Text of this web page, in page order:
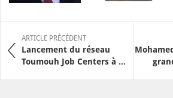
ARTICLE PRÉCÉDENT
Lancement du réseau
Toumouh Job Centers à ...